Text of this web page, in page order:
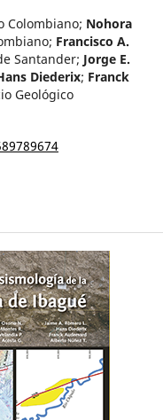
Colombiano; Nohora
; Francisco A.
Santander; Jorge E.
Diederix; Franck
Geológico